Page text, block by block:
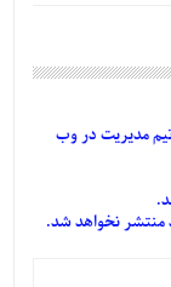
مدیریت در وب
منتشر نخواهد شد.